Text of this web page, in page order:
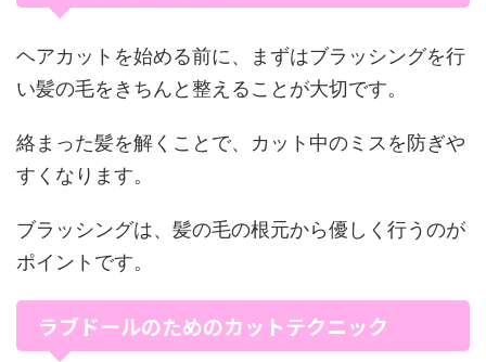
ヘアカットを始める前に、まずはブラッシングを行
い髪の毛をきちんと整えることが大切です。
絡まった髪を解くことで、カット中のミスを防ぎや
すくなります。
ブラッシングは、髪の毛の根元から優しく行うのが
ポイントです。
ラブドールのためのカットテクニック